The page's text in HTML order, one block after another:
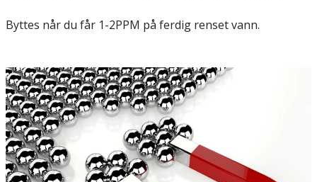
Byttes når du får 1-2PPM på ferdig renset vann.